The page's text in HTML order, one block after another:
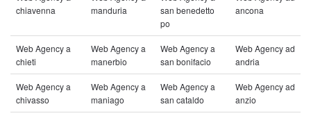
chiavenna
manduria
san benedetto
po
ancona
Web Agency a
chieti
Web Agency a
manerbio
Web Agency a
san bonifacio
Web Agency ad
andria
Web Agency a
chivasso
Web Agency a
maniago
Web Agency a
san cataldo
Web Agency ad
anzio